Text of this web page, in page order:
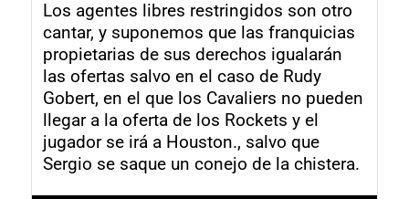
Los agentes libres restringidos son otro
cantar, y suponemos que las franquicias
propietarias de sus derechos igualarán
las ofertas salvo en el caso de Rudy
Gobert, en el que los Cavaliers no pueden
llegar a la oferta de los Rockets y el
jugador se irá a Houston., salvo que
Sergio se saque un conejo de la chistera.